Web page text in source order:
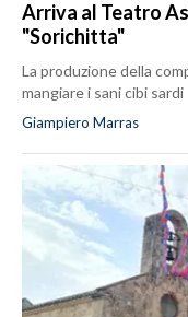
Arriva al Teatro
"Sorichitta"
La produzione della
mangiare i sani cibi sardi
Giampiero Marras